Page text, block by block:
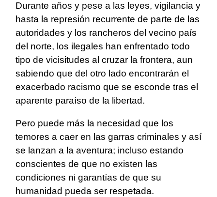
Durante años y pese a las leyes, vigilancia y
hasta la represión recurrente de parte de las
autoridades y los rancheros del vecino país
del norte, los ilegales han enfrentado todo
tipo de vicisitudes al cruzar la frontera, aun
sabiendo que del otro lado encontrarán el
exacerbado racismo que se esconde tras el
aparente paraíso de la libertad.
Pero puede más la necesidad que los
temores a caer en las garras criminales y así
se lanzan a la aventura; incluso estando
conscientes de que no existen las
condiciones ni garantías de que su
humanidad pueda ser respetada.